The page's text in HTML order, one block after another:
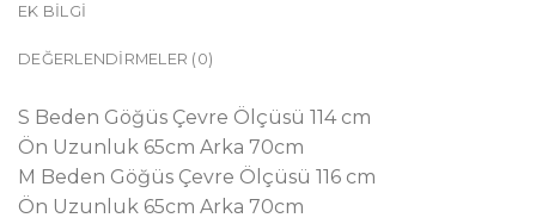
EK BILGI
DEĞERLENDIRMELER (0)
S Beden Göğüs Çevre Ölçüsü 114 cm
Ön Uzunluk 65cm Arka 70cm
M Beden Göğüs Çevre Ölçüsü 116 cm
Ön Uzunluk 65cm Arka 70cm